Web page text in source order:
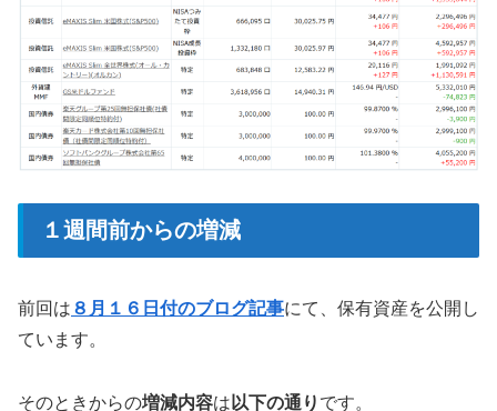
１週間前からの増減
前回は ８月１６日付のブログ記事にて、保有資産を公開し
ています。
そのときからの増減内容は 以下の通り です。